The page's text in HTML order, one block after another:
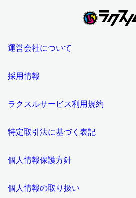
運営会社について
採用情報
ラクスルサービス利用規約
特定取引法に基づく表記
個人情報保護方針
個人情報の取り扱い